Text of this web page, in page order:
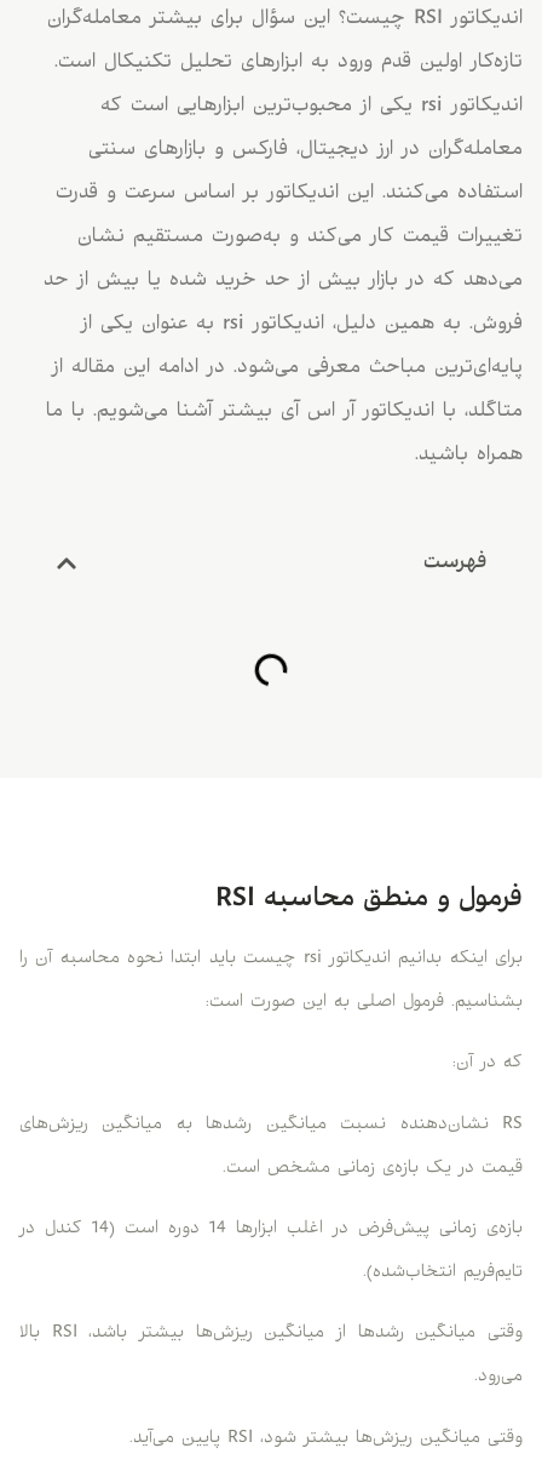
اندیکاتور RSI چیست؟ این سؤال برای بیشتر معامله‌گران
تازه‌کار اولین قدم ورود به ابزارهای تحلیل تکنیکال است.
اندیکاتور rsi یکی از محبوب‌ترین ابزارهایی است که
معامله‌گران در ارز دیجیتال، فارکس و بازارهای سنتی
استفاده می‌کنند. این اندیکاتور بر اساس سرعت و قدرت
تغییرات قیمت کار می‌کند و به‌صورت مستقیم نشان
می‌دهد که در بازار بیش از حد خرید شده یا بیش از حد
فروش. به همین دلیل، اندیکاتور rsi به عنوان یکی از
پایه‌ای‌ترین مباحث معرفی می‌شود. در ادامه این مقاله از
متاگلد، با اندیکاتور آر اس آی بیشتر آشنا می‌شویم. با ما
همراه باشید.
فهرست
فرمول و منطق محاسبه RSI
برای اینکه بدانیم اندیکاتور rsi چیست باید ابتدا نحوه محاسبه آن را
بشناسیم. فرمول اصلی به این صورت است:
که در آن:
RS نشان‌دهنده نسبت میانگین رشدها به میانگین ریزش‌های
قیمت در یک بازه‌ی زمانی مشخص است.
بازه‌ی زمانی پیش‌فرض در اغلب ابزارها 14 دوره است (14 کندل در
تایم‌فریم انتخاب‌شده).
وقتی میانگین رشدها از میانگین ریزش‌ها بیشتر باشد، RSI بالا
می‌رود.
وقتی میانگین ریزش‌ها بیشتر شود، RSI پایین می‌آید.